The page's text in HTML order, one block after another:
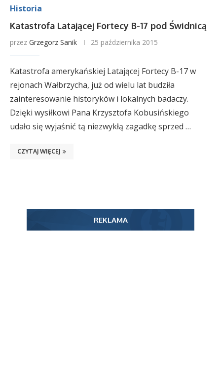
Historia
Katastrofa Latającej Fortecy B-17 pod Świdnicą
przez Grzegorz Sanik 25 października 2015
Katastrofa amerykańskiej Latającej Fortecy B-17 w
rejonach Wałbrzycha, już od wielu lat budziła
zainteresowanie historyków i lokalnych badaczy.
Dzięki wysiłkowi Pana Krzysztofa Kobusińskiego
udało się wyjaśnić tą niezwykłą zagadkę sprzed …
CZYTAJ WIĘCEJ
REKLAMA